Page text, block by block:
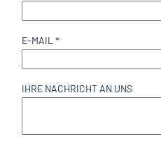
E-MAIL *
IHRE NACHRICHT AN UNS